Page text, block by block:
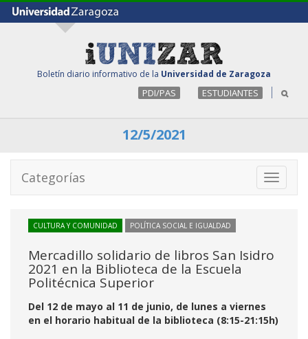
Boletín diario informativo de la Universidad de Zaragoza
PDI/PAS ESTUDIANTES
12/5/2021
Toggle
Categorías
CULTURA Y COMUNIDAD POLÍTICA SOCIAL E IGUALDAD
Mercadillo solidario de libros San Isidro
2021 en la Biblioteca de la Escuela
Politécnica Superior
Del 12 de mayo al 11 de junio, de lunes a viernes
en el horario habitual de la biblioteca (8:15-21:15h)